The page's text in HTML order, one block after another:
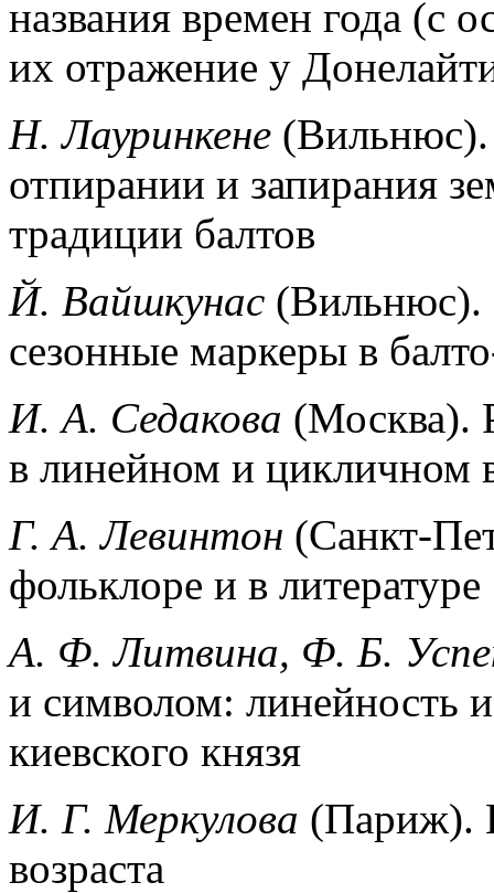
названия времен года (с
их отражение у
Н. Лауринкене (Вильнюс).
отпирании и запирания
традиции балтов
Й. Вайшкунас (Вильнюс).
сезонные маркеры в
И. А. Седакова (Москва).
в линейном и цикличном
Г. А. Левинтон (Санкт-
фольклоре и в литературе
А. Ф. Литвина, Ф. Б.
и символом: линейность
киевского князя
И. Г. Меркулова (Париж).
возраста